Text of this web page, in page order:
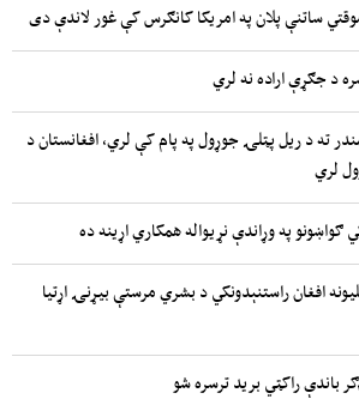
موقتي ساتنې پلان په امریکا کانګرس کې غور لاندې دی
د جګړې اراده نه لري
ته د ریل پټلۍ جوړول په پام کې لري، افغانستان د
لري
ملتونه: ۲.۷ میلیونه افغان راستنېدونکي د بشري مرستې بیړنۍ اړتیا
باندې راکټي برید ترسره شو